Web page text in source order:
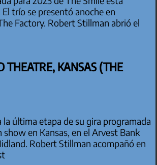
trío se presentó anoche en
Factory. Robert Stillman abrió el
THEATRE, KANSAS (THE
la última etapa de su gira programada
show en Kansas, en el Arvest Bank
Robert Stillman acompañó en